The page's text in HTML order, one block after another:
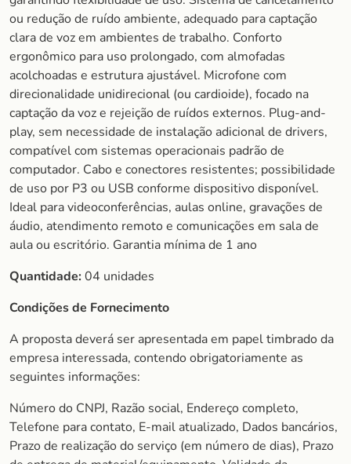
ou redução de ruído ambiente, adequado para captação
clara de voz em ambientes de trabalho. Conforto
ergonômico para uso prolongado, com almofadas
acolchoadas e estrutura ajustável. Microfone com
direcionalidade unidirecional (ou cardioide), focado na
captação da voz e rejeição de ruídos externos. Plug-and-
play, sem necessidade de instalação adicional de drivers,
compatível com sistemas operacionais padrão de
computador. Cabo e conectores resistentes; possibilidade
de uso por P3 ou USB conforme dispositivo disponível.
Ideal para videoconferências, aulas online, gravações de
áudio, atendimento remoto e comunicações em sala de
aula ou escritório. Garantia mínima de 1 ano
Quantidade:04 unidades
Condições de Fornecimento
A proposta deverá ser apresentada em papel timbrado da
empresa interessada, contendo obrigatoriamente as
seguintes informações:
Número do CNPJ, Razão social, Endereço completo,
Telefone para contato, E-mail atualizado, Dados bancários,
Prazo de realização do serviço (em número de dias), Prazo